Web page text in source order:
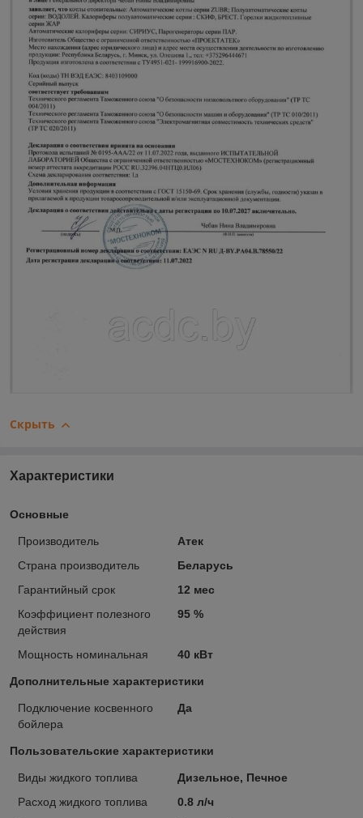
Скрыть
Характеристики
Основные
Производитель
Атек
Страна производитель
Беларусь
Гарантийный срок
12 мес
Коэффициент полезного
действия
95 %
Мощность номинальная 40 кВт
Дополнительные характеристики
Подключение косвенного
бойлера
Да
Пользовательские характеристики
Виды жидкого топлива
Дизельное, Печное
Расход жидкого топлива
0.8 л/ч